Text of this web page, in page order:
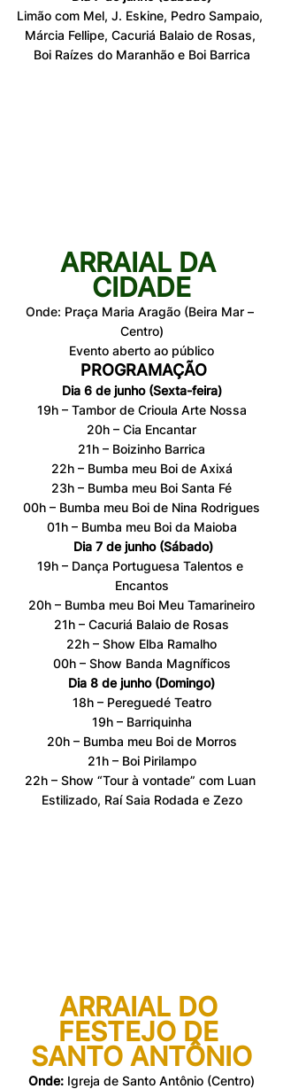
Limão com Mel, J. Eskine, Pedro Sampaio,
Márcia Fellipe, Cacuriá Balaio de Rosas,
Boi Raízes do Maranhão e Boi Barrica
ARRAIAL DA
CIDADE
Onde: Praça Maria Aragão (Beira Mar –
Centro)
Evento aberto ao público
PROGRAMAÇÃO
Dia 6 de junho (Sexta-feira)
19h – Tambor de Crioula Arte Nossa
20h – Cia Encantar
21h – Boizinho Barrica
22h – Bumba meu Boi de Axixá
23h – Bumba meu Boi Santa Fé
00h – Bumba meu Boi de Nina Rodrigues
01h – Bumba meu Boi da Maioba
Dia 7 de junho (Sábado)
19h – Dança Portuguesa Talentos e
Encantos
20h – Bumba meu Boi Meu Tamarineiro
21h – Cacuriá Balaio de Rosas
22h – Show Elba Ramalho
00h – Show Banda Magníficos
Dia 8 de junho (Domingo)
18h – Pereguedé Teatro
19h – Barriquinha
20h – Bumba meu Boi de Morros
21h – Boi Pirilampo
22h – Show “Tour à vontade” com Luan
Estilizado, Raí Saia Rodada e Zezo
ARRAIAL DO
FESTEJO DE
SANTO ANTÔNIO
Onde: Igreja de Santo Antônio (Centro)